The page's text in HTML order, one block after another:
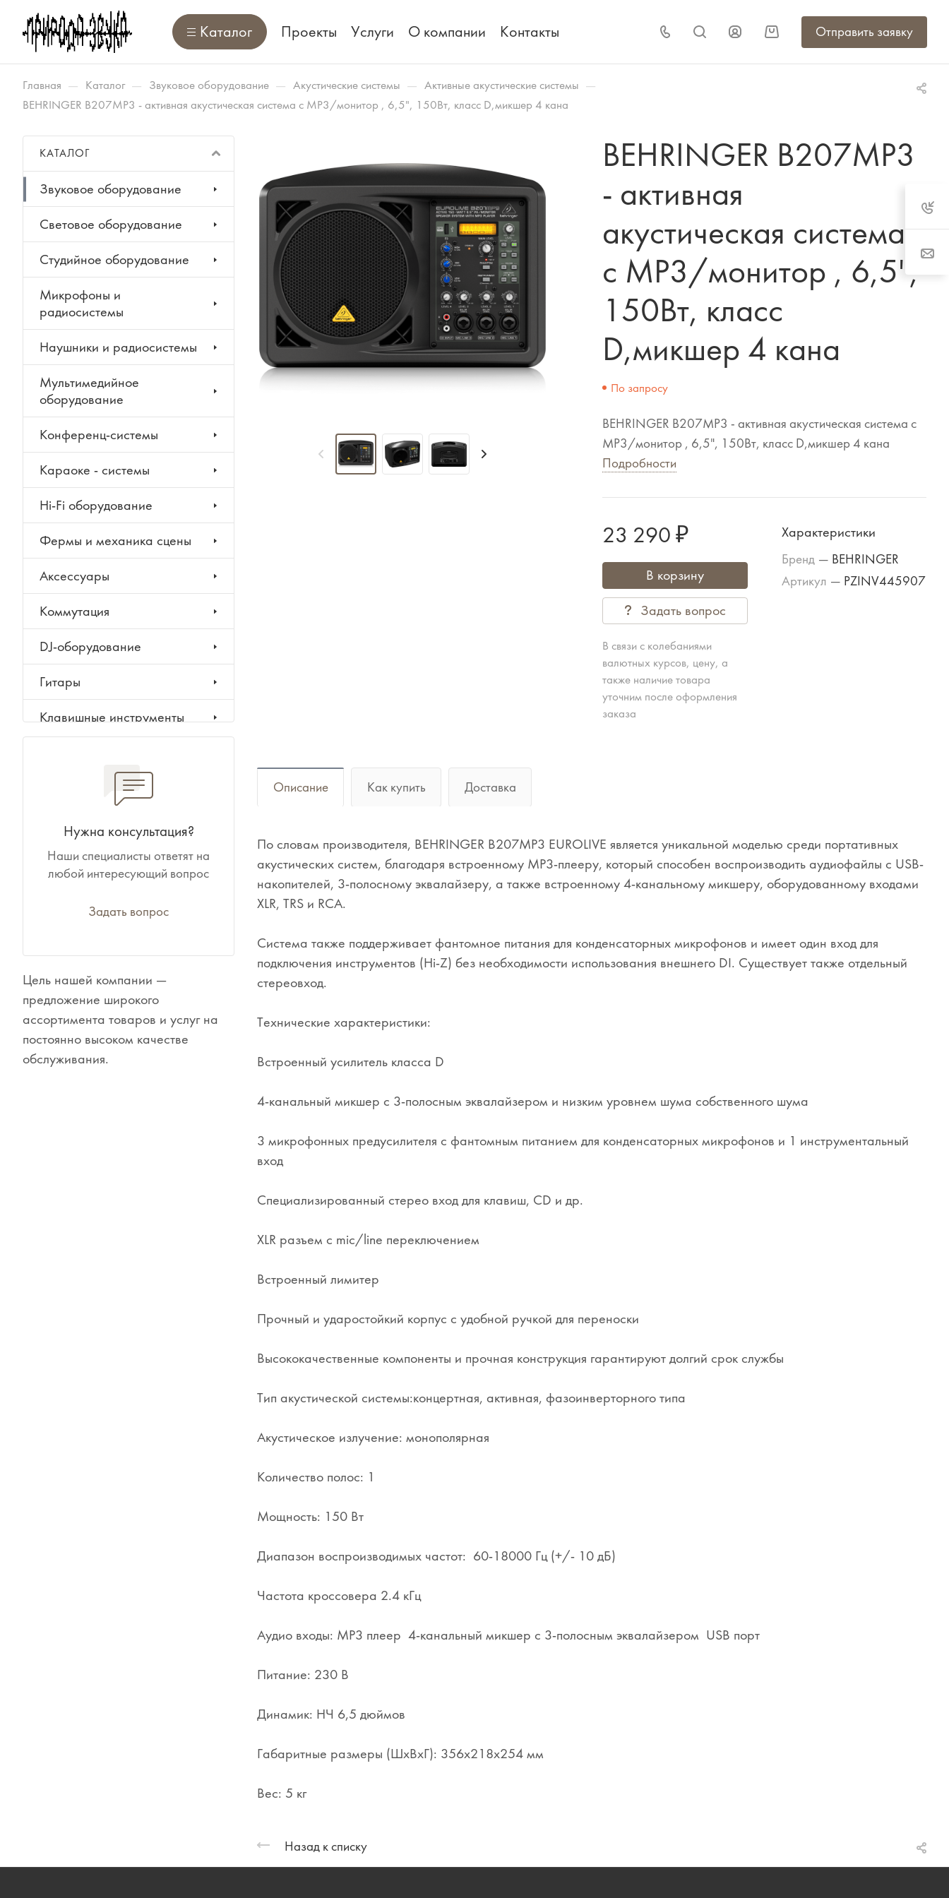
Каталог Проекты Услуги О компании Контакты Отправить заявку
Главная — Каталог — Звуковое оборудование — Акустические системы — Активные акустические системы —
BEHRINGER B207MP3 - активная акустическая система с MP3/монитор , 6,5", 150Вт, класс D,микшер 4 кана
BEHRINGER B207MP3
- активная
акустическая система
с MP3/монитор , 6,5",
150Вт, класс
D,микшер 4 кана
По запросу
BEHRINGER B207MP3 - активная акустическая система с
MP3/монитор , 6,5", 150Вт, класс D,микшер 4 кана
Подробности
23 290 ₽
В корзину
Задать вопрос
В связи с колебаниями
валютных курсов, цену, а
также наличие товара
уточним после оформления
заказа
Характеристики
Бренд — BEHRINGER
Артикул — PZINV445907
Описание Как купить Доставка
По словам производителя, BEHRINGER B207MP3 EUROLIVE является уникальной моделью среди портативных
акустических систем, благодаря встроенному MP3-плееру, который способен воспроизводить аудиофайлы с USB-
накопителей, 3-полосному эквалайзеру, а также встроенному 4-канальному микшеру, оборудованному входами
XLR, TRS и RCA.
Система также поддерживает фантомное питания для конденсаторных микрофонов и имеет один вход для
подключения инструментов (Hi-Z) без необходимости использования внешнего DI. Существует также отдельный
стереовход.
Технические характеристики:
Встроенный усилитель класса D
4-канальный микшер с 3-полосным эквалайзером и низким уровнем шума собственного шума
3 микрофонных предусилителя с фантомным питанием для конденсаторных микрофонов и 1 инструментальный
вход
Специализированный стерео вход для клавиш, CD и др.
XLR разъем с mic/line переключением
Встроенный лимитер
Прочный и ударостойкий корпус с удобной ручкой для переноски
Высококачественные компоненты и прочная конструкция гарантируют долгий срок службы
Тип акустической системы:концертная, активная, фазоинверторного типа
Акустическое излучение: монополярная
Количество полос: 1
Мощность: 150 Вт
Диапазон воспроизводимых частот: 60-18000 Гц (+/- 10 дБ)
Частота кроссовера 2.4 кГц
Аудио входы: MP3 плеер 4-канальный микшер с 3-полосным эквалайзером USB порт
Питание: 230 В
Динамик: НЧ 6,5 дюймов
Габаритные размеры (ШхВхГ): 356x218x254 мм
Вес: 5 кг
Назад к списку
КАТАЛОГ
Звуковое оборудование
Световое оборудование
Студийное оборудование
Микрофоны и
радиосистемы
Наушники и радиосистемы
Мультимедийное
оборудование
Конференц-системы
Караоке - системы
Hi-Fi оборудование
Фермы и механика сцены
Аксессуары
Коммутация
DJ-оборудование
Гитары
Клавишные инструменты
Духовые инструменты
Классические инструменты
Народные инструменты
Сувениры
Одежда
Нужна консультация?
Наши специалисты ответят на
любой интересующий вопрос
Задать вопрос
Цель нашей компании —
предложение широкого
ассортимента товаров и услуг на
постоянно высоком качестве
обслуживания.